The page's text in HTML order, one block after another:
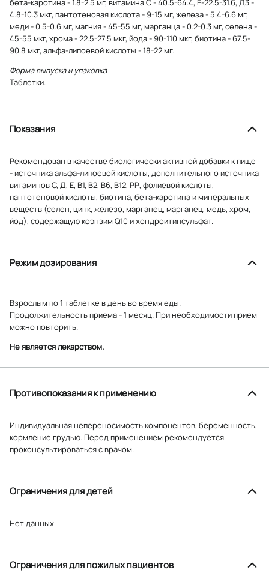
4.8-10.3 мкг, пантотеновая кислота - 9-15 мг, железа - 5.4-6.6 мг,
меди - 0.5-0.6 мг, магния - 45-55 мг, марганца - 0.2-0.3 мг, селена -
45-55 мкг, хрома - 22.5-27.5 мкг, йода - 90-110 мкг, биотина - 67.5-
90.8 мкг, альфа-липоевой кислоты - 18-22 мг.
Форма выпуска и упаковка
Таблетки.
Показания
Рекомендован в качестве биологически активной добавки к пище
- источника альфа-липоевой кислоты, дополнительного источника
витаминов С, Д, Е, В1, В2, В6, В12, РР, фолиевой кислоты,
пантотеновой кислоты, биотина, бета-каротина и минеральных
веществ (селен, цинк, железо, марганец, марганец, медь, хром,
йод), содержащую коэнзим Q10 и хондроитинсульфат.
Режим дозирования
Взрослым по 1 таблетке в день во время еды.
Продолжительность приема - 1 месяц. При необходимости прием
можно повторить.
Не является лекарством.
Противопоказания к применению
Индивидуальная непереносимость компонентов, беременность,
кормление грудью. Перед применением рекомендуется
проконсультироваться с врачом.
Ограничения для детей
Нет данных
Ограничения для пожилых пациентов